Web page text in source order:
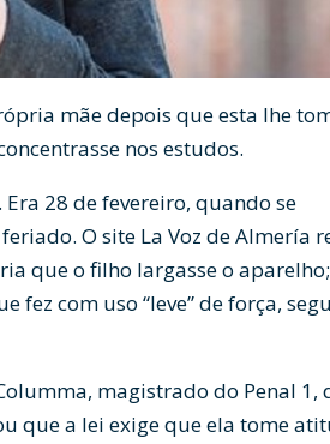
mãe depois que esta lhe
nos estudos.
28 de fevereiro, quando se
O site La Voz de Almería
que o filho largasse o
fez com uso “leve” de força,
magistrado do Penal 1,
que a lei exige que ela tome